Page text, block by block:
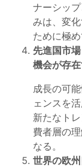
ナーシッ
みは、変
ために極め
先進国市
機会が存
成長の可
ェンスを
新たなト
費者層の
なる。
世界の欧